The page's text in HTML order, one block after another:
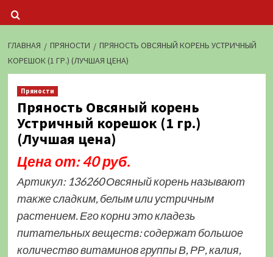
ГЛАВНАЯ ПРЯНОСТИ
ПРЯНОСТЬ ОВСЯНЫЙ КОРЕНЬ УСТРИЧНЫЙ
КОРЕШОК (1 ГР.) (ЛУЧШАЯ ЦЕНА)
Пряности
Пряность Овсяный корень
Устричный корешок (1 гр.)
(Лучшая цена)
Цена от: 40 руб.
Артикул: 136260 Овсяный корень называют
также сладким, белым или устричным
растением. Его корни это кладезь
питательных веществ: содержат большое
количество витаминов группы В, РР, калия,